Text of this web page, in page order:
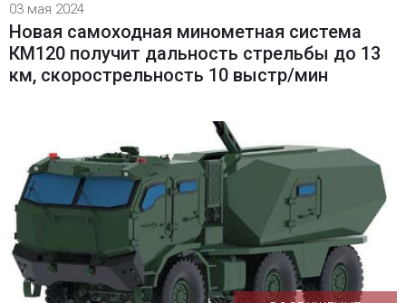
03 мая 2024
Новая самоходная минометная система
КМ120 получит дальность стрельбы до 13
км, скорострельность 10 выстр/мин